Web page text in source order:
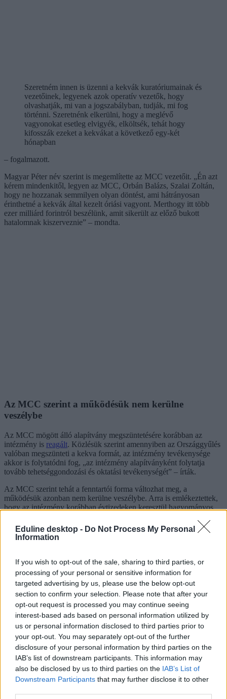
Eduline desktop - Do Not Process My Personal
Information
If you wish to opt-out of the sale, sharing to third parties, or
processing of your personal or sensitive information for
targeted advertising by us, please use the below opt-out
section to confirm your selection. Please note that after your
opt-out request is processed you may continue seeing
interest-based ads based on personal information utilized by
us or personal information disclosed to third parties prior to
your opt-out. You may separately opt-out of the further
disclosure of your personal information by third parties on the
IAB’s list of downstream participants. This information may
also be disclosed by us to third parties on the IAB’s List of
Downstream Participants that may further disclose it to other
Szeretném innen is üzenni a kekvák kuratóriumainak és
vezetőinek, legyenek azok operatív vezetők, hogy
olvashatják, mi van a jogszabályban, tudják, mi fog
történni. Szeretnénk elkerülni, hogy a meglévő
vagyonokat esetleg elvigyék, elköltsék, tehát hogy
kifosszák ezeket a kekvákat a következő egy-két
hónapban
– fogalmazott.
Magyar Péter név szerint is megemlítette az MCC vezetőit. „Én azt
kérem mindenkitől, legyen az MCC, Orbán Balázs, Szalai Zoltán,
hogy ne hozzanak semmilyen olyan döntést, ami hátrányosan
érinthetné a kekvák által kezelt óriási vagyont. Merthogy itt több
ezer milliárd forintról beszélünk, amit sikerült az előző bukott
hatalomnak kiszerveznie” – mondta.
Az MCC szerint a működésük nem kerülne
veszélybe
Az MCC mögött álló alapítvány megszüntetésére korábban az
intézmény is reagált. Közlésük szerint amennyiben az Országgyűlés
valóban megszünteti a kekva formát, az intézmény tevékenysége
akkor is folytatódni fog, „az intézmény alapítványként folytatja
tovább tehetséggondozási és oktatási tevékenységét” – írták.
Az MCC szerint tehát a fenntartói forma változhat meg, a
működésük azonban nem kerülne veszélybe. Arra is emlékeztettek,
hogy az intézmény korábban évtizedeken keresztül hagyományos
A szervezet emellett arról is beszámolt, hogy több ezer aláírás gyűlt
össze az MCC hallgatói által indított „Őrizzük meg az MCC-t!”
programjainak fenntartását támogatja.
Így épülhet le szépen lassan az MCC
Ha megszűnik a közérdekű vagyonkezelő alapítványok (kekvák)
rendszere, az MCC elveszítheti működésének fő pénzügyi alapjait.
Scheiring Gábor közgazdász-szociológus szerint a Libri önmagában
nem képes finanszírozni a jelenlegi méretű szervezetet.